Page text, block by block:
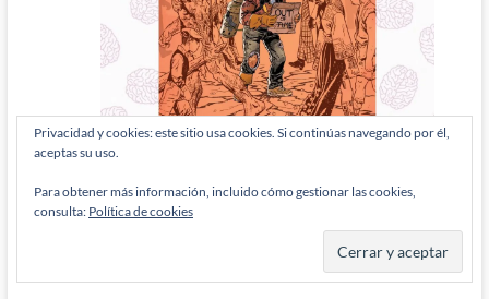
Privacidad y cookies: este sitio usa cookies. Si continúas navegando por él,
aceptas su uso.
Para obtener más información, incluido cómo gestionar las cookies,
consulta: Política de cookies